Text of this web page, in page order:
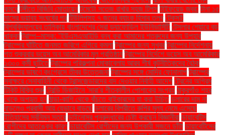
কমবে টঙ্গীতে বিজিবি মোতায়েন টমেটো সতেজ রাখার সহজ টিপস টাইফয়েড জ্বর: টানা ১৫
মাসের ভয়াবহ সংঘর্ষের পর টিউলিপসহ ৭ জনের ব্যাংক হিসাব তলব টেকসই
বিশ্ববিদ্যালয়ের তালিকায় বাংলাদেশের সেরা ড্যাফোডিল ইউনিভার্সিটি টেসলার শেয়ারে বড়
ধাক্কা ট্রাম্প–মাস্ক: ‘ইউএসএআইডি বন্ধ করা আমাদের শত্রুদের জন্য উপহার
ট্রাম্পের ঘাঁটিতে জনমত জরিপে এগিয়ে কমলা ট্রাম্পের জন্য সুখবর ট্রাম্পের নির্দেশনায়
গত শুক্রবার ভয়েস অব আমেরিকার মূল প্রতিষ্ঠান ট্রাম্পের নির্দেশে ভয়েস অব আমেরিকার
১৩০০ কর্মী ছুটিতে ট্রাম্পের পরিকল্পনা মোকাবেলায় আরব শীর্ষ কূটনীতিকদের বৈঠক
ট্রাম্পের ভাষণে কংগ্রেসে তীব্র উত্তেজনা ট্রাম্পের সঙ্গে মোদির ফোনালাপ ট্রাম্পের
স্বাক্ষরে সেনাবাহিনী থেকে ট্রান্সজেন্ডারদের বাদ দেওয়ার নির্বাহী আদেশ ট্রেনের অগ্রিম
টিকিট বিক্রি শুরু ট্রেন্ডি ডিজাইনে 'সারা'র শীতকালীন পোশাকের সংগ্রহ ঠাকুরগাঁও শহর
থেকে অপহৃত হন ঠান্ডা-কাশি থেকে বাঁচতে বাইকারদের যা করা উচিত ডলারের দাম না
বাড়লেও প্রবাসী আয় যেভাবে বাড়ছে ডলারের বিপরীতে রুপির মূল্য নেমে এসেছে
ইতিহাসের সর্বনিম্ন স্তরে ডাইনোসর পুনরুদ্ধারের চেষ্টা করছেন বিজ্ঞানীরা ডায়াবেটিস
রোগীদের আতঙ্কের কারণ ডায়াবেটিস রোগীদের জন্য উপকারী সজনে ডাঁটা ডায়াবেটিসের